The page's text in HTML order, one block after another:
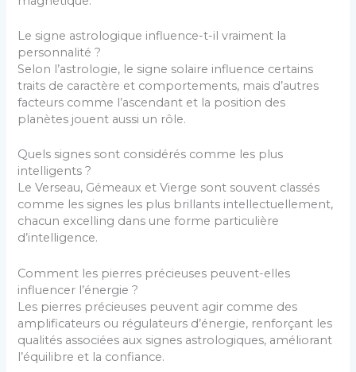
Le signe astrologique influence-t-il vraiment la
personnalité ?
Selon l’astrologie, le signe solaire influence certains
traits de caractère et comportements, mais d’autres
facteurs comme l’ascendant et la position des
planètes jouent aussi un rôle.
Quels signes sont considérés comme les plus
intelligents ?
Le Verseau, Gémeaux et Vierge sont souvent classés
comme les signes les plus brillants intellectuellement,
chacun excelling dans une forme particulière
d’intelligence.
Comment les pierres précieuses peuvent-elles
influencer l’énergie ?
Les pierres précieuses peuvent agir comme des
amplificateurs ou régulateurs d’énergie, renforçant les
qualités associées aux signes astrologiques, améliorant
l’équilibre et la confiance.